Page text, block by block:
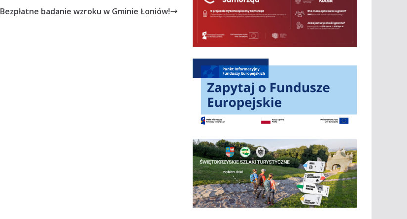
Bezpłatne badanie wzroku w Gminie Łoniów!